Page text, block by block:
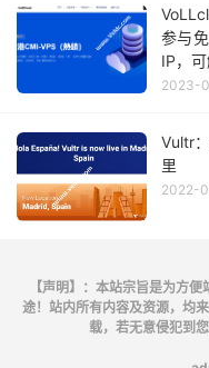
参与
IP，
2023-
Vultr
里
2022-
【声明】：本站宗旨是为方
途！站内所有内容及资源，均
载，若无意侵犯到